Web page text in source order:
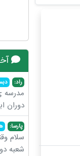
راد:
مدرسه
دوران
پارسا:
سلام
شعبه